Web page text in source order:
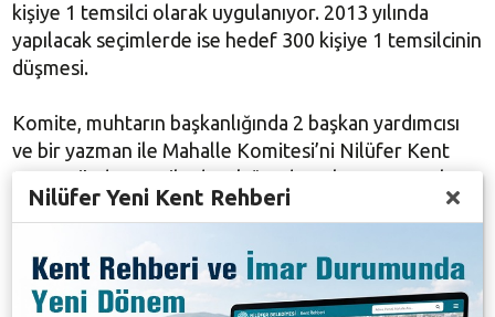
kişiye 1 temsilci olarak uygulanıyor. 2013 yılında
yapılacak seçimlerde ise hedef 300 kişiye 1 temsilcinin
düşmesi.
Komite, muhtarın başkanlığında 2 başkan yardımcısı
ve bir yazman ile Mahalle Komitesi’ni Nilüfer Kent
Konseyi’nde temsil edecek üyeden oluşuyor. Azalar,
sağlık ocağı, spor kulüpleri, cami derneği gibi
görevalıyor. Devamlılığın esas olduğu toplantılara 3
kez art arda katılmayanın üyeliği düşüyor.
Nilüfer Yeni Kent Rehberi